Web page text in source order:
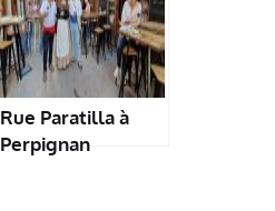
Rue Paratilla à
Perpignan